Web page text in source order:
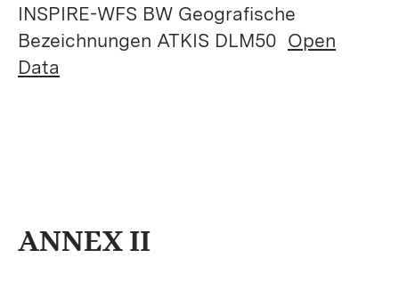
INSPIRE-WFS BW Geografische
Bezeichnungen ATKIS DLM50 Open
Data
ANNEX II